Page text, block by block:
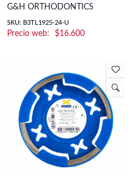
G&H ORTHODONTICS
SKU: B3TL1925-24-U
$16.600